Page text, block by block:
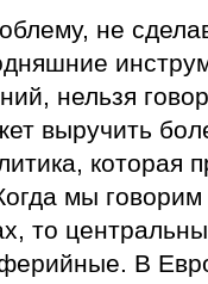
не
нельзя
выручить
которая
мы
то
В